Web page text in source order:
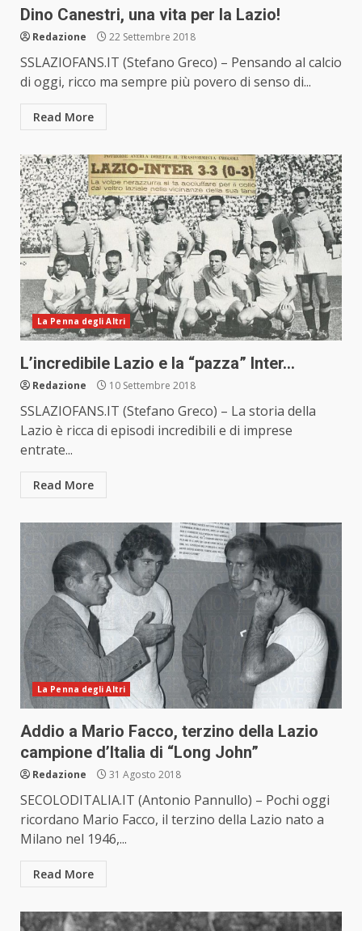
Dino Canestri, una vita per la Lazio!
Redazione 22 Settembre 2018
SSLAZIOFANS.IT (Stefano Greco) – Pensando al calcio
di oggi, ricco ma sempre più povero di senso di...
Read More
La Penna degli Altri
L’incredibile Lazio e la “pazza” Inter…
Redazione 10 Settembre 2018
SSLAZIOFANS.IT (Stefano Greco) – La storia della
Lazio è ricca di episodi incredibili e di imprese
entrate...
Read More
La Penna degli Altri
Addio a Mario Facco, terzino della Lazio
campione d’Italia di “Long John”
Redazione 31 Agosto 2018
SECOLODITALIA.IT (Antonio Pannullo) – Pochi oggi
ricordano Mario Facco, il terzino della Lazio nato a
Milano nel 1946,...
Read More